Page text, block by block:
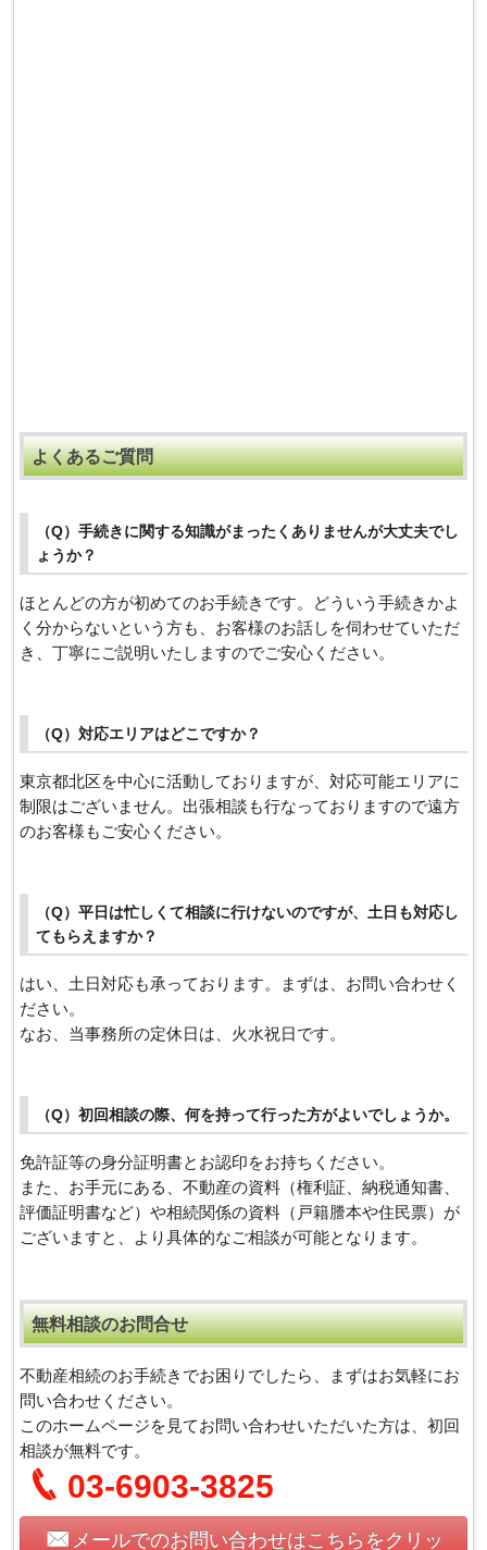
よくあるご質問
（Q）手続きに関する知識がまったくありませんが大丈夫でし
ょうか？
ほとんどの方が初めてのお手続きです。どういう手続きかよ
く分からないという方も、お客様のお話しを伺わせていただ
き、丁寧にご説明いたしますのでご安心ください。
（Q）対応エリアはどこですか？
東京都北区を中心に活動しておりますが、対応可能エリアに
制限はございません。出張相談も行なっておりますので遠方
のお客様もご安心ください。
（Q）平日は忙しくて相談に行けないのですが、土日も対応し
てもらえますか？
はい、土日対応も承っております。まずは、お問い合わせく
ださい。
なお、当事務所の定休日は、火水祝日です。
（Q）初回相談の際、何を持って行った方がよいでしょうか。
免許証等の身分証明書とお認印をお持ちください。
また、お手元にある、不動産の資料（権利証、納税通知書、
評価証明書など）や相続関係の資料（戸籍謄本や住民票）が
ございますと、より具体的なご相談が可能となります。
無料相談のお問合せ
不動産相続のお手続きでお困りでしたら、まずはお気軽にお
問い合わせください。
このホームページを見てお問い合わせいただいた方は、初回
相談が無料です。
03-6903-3825
メールでのお問い合わせはこちらをクリッ